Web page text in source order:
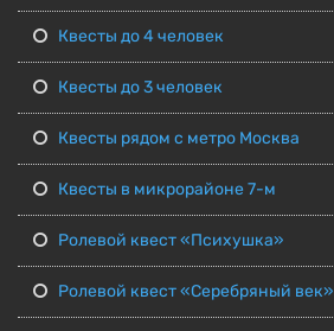
Квесты до 4 человек
Квесты до 3 человек
Квесты рядом с метро Москва
Квесты в микрорайоне 7-м
Ролевой квест «Психушка»
Ролевой квест «Серебряный век»